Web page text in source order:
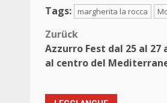
Tags:
margherita la rocca
Zurück
Azzurro Fest dal 25 al 27
al centro del